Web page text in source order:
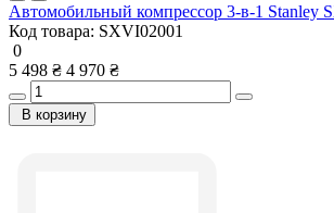
Автомобильный компрессор 3-в-1 Stanley
Код товара: SXVI02001
0
5 498 ₴ 4 970 ₴
В корзину